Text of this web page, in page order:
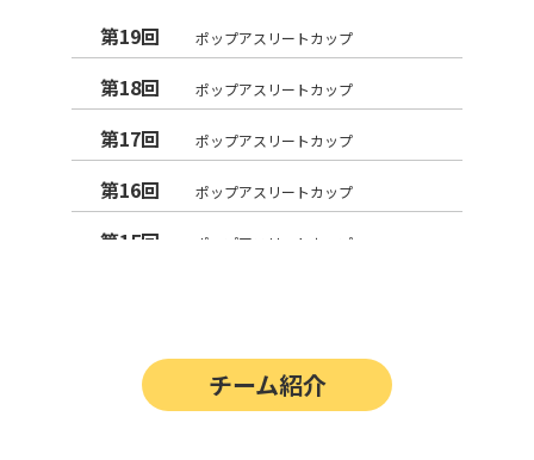
第19回 ポップアスリートカップ
第18回 ポップアスリートカップ
第17回 ポップアスリートカップ
第16回 ポップアスリートカップ
第15回 ポップアスリートカップ
第12回 決勝戦の動画はこちらから
チーム紹介